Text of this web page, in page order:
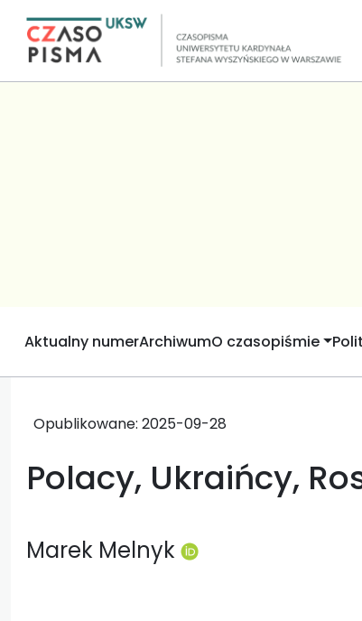
Aktualny numerArchiwumO czasopiśmie
Opublikowane: 2025-09-28
Polacy, Ukraińcy,
Marek Melnyk